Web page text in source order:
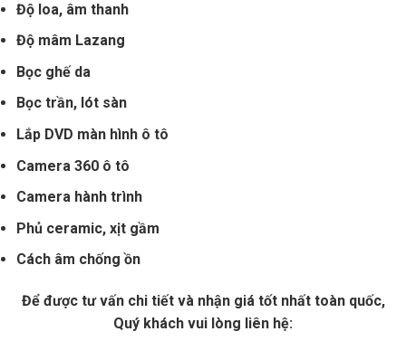
Độ loa, âm thanh
Độ mâm Lazang
Bọc ghế da
Bọc trần, lót sàn
Lắp DVD màn hình ô tô
Camera 360 ô tô
Camera hành trình
Phủ ceramic, xịt gầm
Cách âm chống ồn
Để được tư vấn chi tiết và nhận giá tốt nhất toàn quốc,
Quý khách vui lòng liên hệ: